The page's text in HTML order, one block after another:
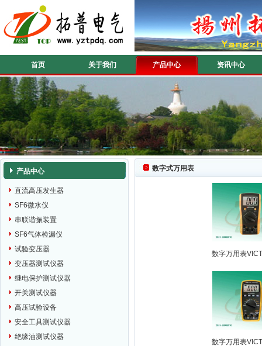
首页 关于我们 产品中心 资讯中心
产品中心
直流高压发生器
SF6微水仪
串联谐振装置
SF6气体检漏仪
试验变压器
变压器测试仪器
继电保护测试仪器
开关测试仪器
高压试验设备
安全工具测试仪器
绝缘油测试仪器
数字式万用表
数字万用表
数字万用表